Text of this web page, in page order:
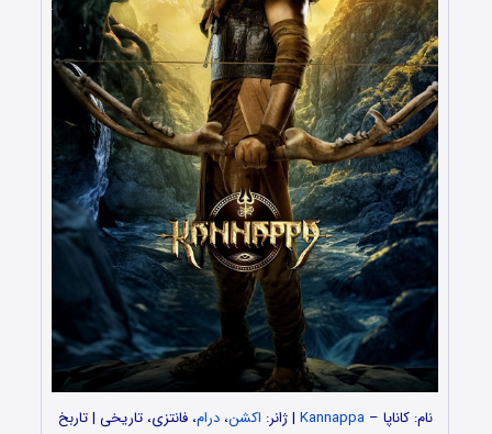
نام: کاناپا –Kannappa | ژانر: اکشن،درام، فانتزی، تاریخی | تاربخ